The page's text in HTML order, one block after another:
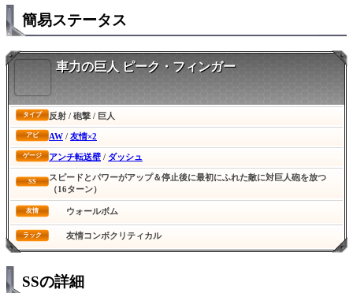
簡易ステータス
車力の巨人 ピーク・フィンガー
タイプ 反射 / 砲撃 / 巨人
アビ AW / 友情×2
ゲージ アンチ転送壁 / ダッシュ
SS
スピードとパワーがアップ＆停止後に最初にふれた敵に対巨人砲を放つ
（16ターン）
友情 ウォールボム
ラック 友情コンボクリティカル
SSの詳細